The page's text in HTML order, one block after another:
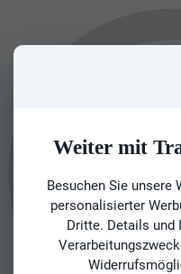
Weiter mit
Besuchen Sie unsere
personalisierter
Dritte. Details und